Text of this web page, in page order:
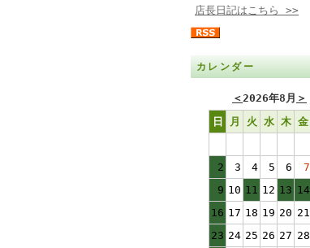
店長日記はこちら >>
カレンダー
＜2026年8月 ＞
日
月 火 水 木 金
2
3 4 5 6 7
9 10 11 12 13 14
16 17 18 19 20 21
23 24 25 26 27 28